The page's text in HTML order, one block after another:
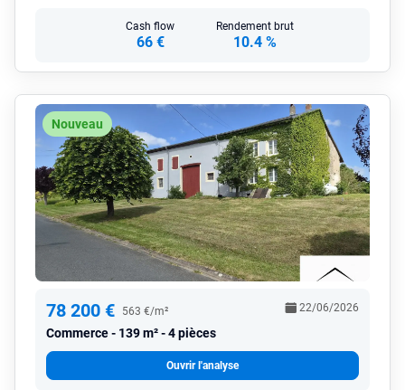
Cash flow
66 €
Rendement brut
10.4 %
Nouveau
78 200 € 563 €/m²
Commerce 139 m² - 4 pièces
22/06/2026
Ouvrir l'analyse